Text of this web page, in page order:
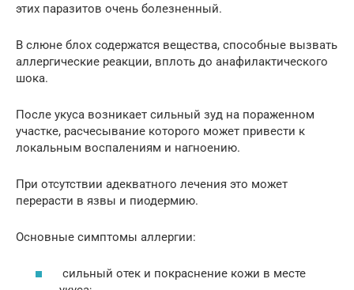
этих паразитов очень болезненный.
В слюне блох содержатся вещества, способные вызвать
аллергические реакции, вплоть до анафилактического
шока.
После укуса возникает сильный зуд на пораженном
участке, расчесывание которого может привести к
локальным воспалениям и нагноению.
При отсутствии адекватного лечения это может
перерасти в язвы и пиодермию.
Основные симптомы аллергии:
сильный отек и покраснение кожи в месте